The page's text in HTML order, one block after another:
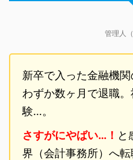
管理人
新卒で入った金融機
わずか数ヶ月で退職
験…。
さすがにやばい…！ と
界（会計事務所）へ転